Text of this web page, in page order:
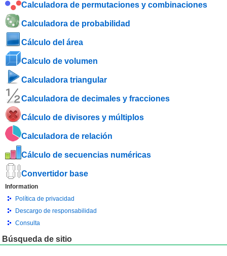
Calculadora de permutaciones y combinaciones
Calculadora de probabilidad
Cálculo del área
Calculo de volumen
Calculadora triangular
Calculadora de decimales y fracciones
Cálculo de divisores y múltiplos
Calculadora de relación
Cálculo de secuencias numéricas
Convertidor base
Information
Política de privacidad
Descargo de responsabilidad
Consulta
Búsqueda de sitio